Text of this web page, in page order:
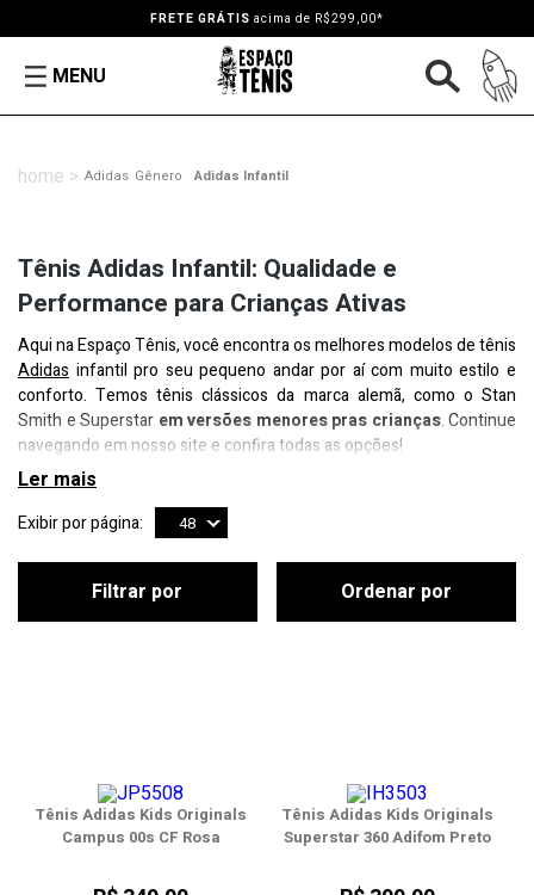
FRETE GRÁTIS acima de R$299,00*
MENU
Adidas Gênero Adidas Infantil
Tênis Adidas Infantil: Qualidade e
Performance para Crianças Ativas
Aqui na Espaço Tênis, você encontra os melhores modelos de tênis
Adidas infantil pro seu pequeno andar por aí com muito estilo e
conforto. Temos tênis clássicos da marca alemã, como o Stan
Smith e Superstar em versões menores pras crianças. Continue
navegando em nosso site e confira todas as opções!
Exibir por página: 48
Filtrar por Ordenar por
Tênis Adidas Kids Originals
Campus 00s CF Rosa
Tênis Adidas Kids Originals
Superstar 360 Adifom Preto